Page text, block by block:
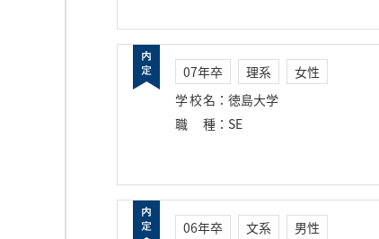
07年卒 理系
女性
学校名 ： 徳島大学
職種 ： SE
06年卒 文系
男性